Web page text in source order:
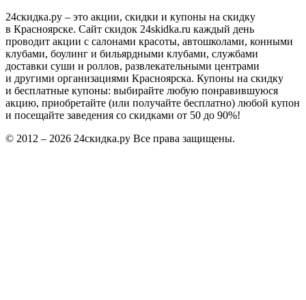
24скидка.ру – это акции, скидки и купоны на скидку
в Красноярске. Сайт скидок 24skidka.ru каждый день
проводит акции с салонами красоты, автошколами, конными
клубами, боулинг и бильярдными клубами, службами
доставки суши и роллов, развлекательными центрами
и другими организациями Красноярска. Купоны на скидку
и бесплатные купоны: выбирайте любую понравившуюся
акцию, приобретайте (или получайте бесплатно) любой купон
и посещайте заведения со скидками от 50 до 90%!
© 2012 – 2026 24скидка.ру Все права защищены.